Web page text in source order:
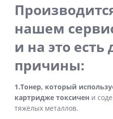
нашем
и на это есть
причины:
1.Тонер, который
картридже токсичен и
тяжёлых металлов.